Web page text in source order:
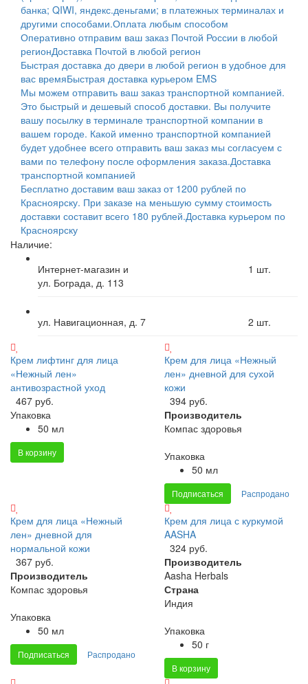
банка; QIWI, яндекс.деньгами; в платежных терминалах и
другими способами.Оплата любым способом
Оперативно отправим ваш заказ Почтой России в любой
регионДоставка Почтой в любой регион
Быстрая доставка до двери в любой регион в удобное для
вас времяБыстрая доставка курьером EMS
Мы можем отправить ваш заказ транспортной компанией.
Это быстрый и дешевый способ доставки. Вы получите
вашу посылку в терминале транспортной компании в
вашем городе. Какой именно транспортной компанией
будет удобнее всего отправить ваш заказ мы согласуем с
вами по телефону после оформления заказа.Доставка
транспортной компанией
Бесплатно доставим ваш заказ от 1200 рублей по
Красноярску. При заказе на меньшую сумму стоимость
доставки составит всего 180 рублей.Доставка курьером по
Красноярску
Наличие:
Интернет-магазин и
ул. Бограда, д. 113
1 шт.
ул. Навигационная, д. 7 2 шт.
Крем лифтинг для лица
«Нежный лен»
антивозрастной уход
467 руб.
Упаковка
50 мл
В корзину
Крем для лица «Нежный
лен» дневной для сухой
кожи
394 руб.
Производитель
Компас здоровья
Упаковка
50 мл
Подписаться Распродано
Крем для лица «Нежный
лен» дневной для
нормальной кожи
367 руб.
Производитель
Компас здоровья
Упаковка
50 мл
Подписаться Распродано
Крем для лица с куркумой
AASHA
324 руб.
Производитель
Aasha Herbals
Страна
Индия
Упаковка
50 г
В корзину